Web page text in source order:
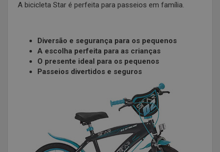
A bicicleta Star é perfeita para passeios em família.
Diversão e segurança para os pequenos
A escolha perfeita para as crianças
O presente ideal para os pequenos
Passeios divertidos e seguros